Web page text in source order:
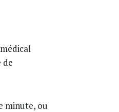
de
minute, ou